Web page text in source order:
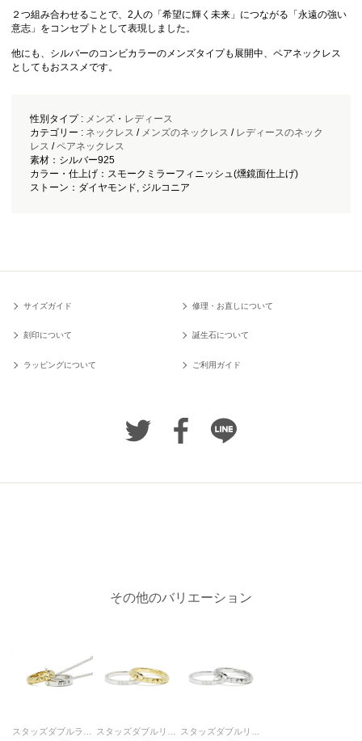
２つ組み合わせることで、2人の「希望に輝く未来」につながる「永遠の強い
意志」をコンセプトとして表現しました。
他にも、シルバーのコンビカラーのメンズタイプも展開中、ペアネックレス
としてもおススメです。
性別タイプ : メンズ・ レディース
カテゴリー : ネックレス / メンズのネックレス / レディースのネック
レス /ペアネックレス
素材：シルバー925
カラー・仕上げ：スモークミラーフィニッシュ(燻鏡面仕上げ)
ストーン：ダイヤモンド, ジルコニア
サイズガイド 修理・お直しについて
刻印について 誕生石について
ラッピングについて ご利用ガイド
その他のバリエーション
スタッズダブルラブベビーリングネックレス ゴールド&シルバー / ペアネックレス
スタッズダブルリングS-ゴールド/指輪
スタッズダブルリングS-シルバー/指輪